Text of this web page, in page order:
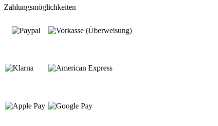
Zahlungsmöglichkeiten